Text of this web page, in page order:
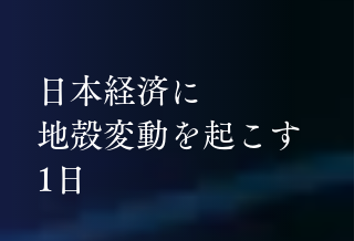
日本経済に
地殻変動を起こす
1日